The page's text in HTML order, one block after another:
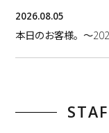
2026.08.05
本日のお客様。〜